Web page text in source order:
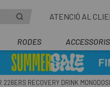
ATENCIÓ AL
RODES ACCESSORIS
226ERS RECOVERY DRINK MONODOSI